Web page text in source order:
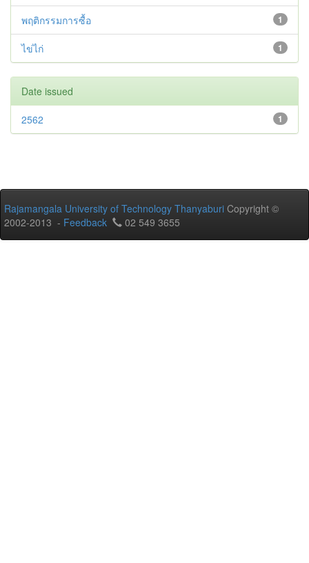
1
พฤติกรรมการซื้อ
1
ไข่ไก่
Date issued
1
2562
Rajamangala University of Technology Thanyaburi Copyright ©
2002-2013 - Feedback 02 549 3655